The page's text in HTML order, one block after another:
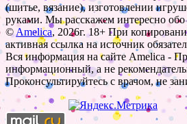
(шитье, вязание), изготовлении
руками. Мы расскажем интересно обо
© Amelica, 2026г. 18+ При
активная ссылка на источник
Вся информация на сайте Amelica -
информационный, а не
Проконсультируйтесь с врачом, не